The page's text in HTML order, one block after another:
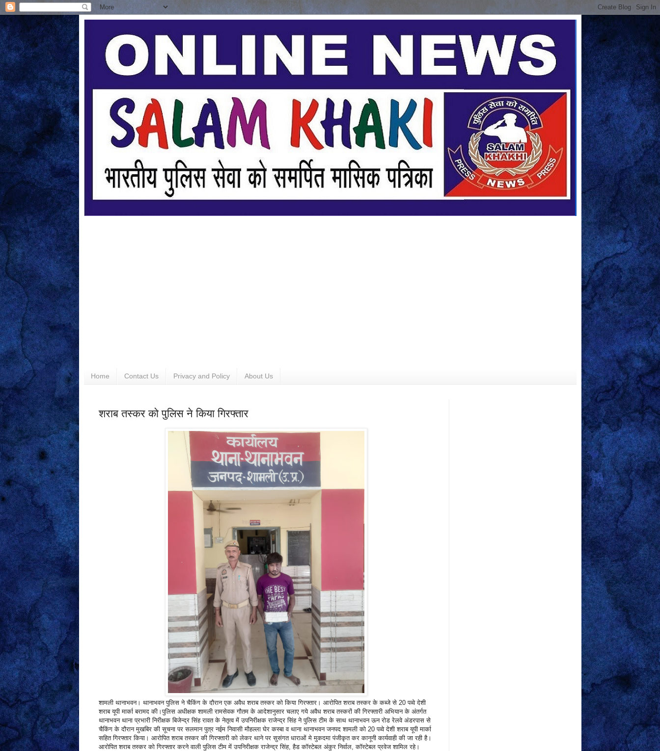
Home Contact Us Privacy and Policy About Us
शराब तस्कर को पुलिस ने किया गिरफ्तार
शामली थानाभवन। थानाभवन पुलिस ने चैकिंग के दौरान एक अवैध शराब तस्कर को किया गिरफ्तार। आरोपित शराब तस्कर के कब्जे से 20 पव्वे देशी
शराब यूपी मार्का बरामद की।पुलिस अधीक्षक शामली रामसेवक गौतम के आदेशानुसार चलाए गये अवैध शराब तस्करों की गिरफ्तारी अभियान के अंतर्गत
थानाभवन थाना प्रभारी निरीक्षक बिजेन्द्र सिंह रावत के नेतृत्व में उपनिरीक्षक राजेन्द्र सिंह ने पुलिस टीम के साथ थानाभवन ऊन रोड रेलवे अंडरपास से
चैकिंग के दौरान मुखबिर की सूचना पर सलमान पुत्र नईम निवासी मौहल्ला घेर कस्बा व थाना थानाभवन जनपद शामली को 20 पव्वे देशी शराब यूपी मार्का
सहित गिरफ्तार किया। आरोपित शराब तस्कर की गिरफ्तारी को लेकर थाने पर सुसंगत धाराओं मे मुकदमा पंजीकृत कर कानूनी कार्यवाही की जा रही है।
आरोपित शराब तस्कर को गिरफ्तार करने वाली पुलिस टीम में उपनिरीक्षक राजेन्द्र सिंह, हैड कॉस्टेबल अंकुर निर्वाल, कॉस्टेबल प्रवेज शामिल रहे।